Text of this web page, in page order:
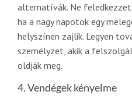
alternatívák. Ne
ha a nagy napotok egy
helyszínen zajlik. Legyen
személyzet, akik a
oldják meg.
4. Vendégek kényelme